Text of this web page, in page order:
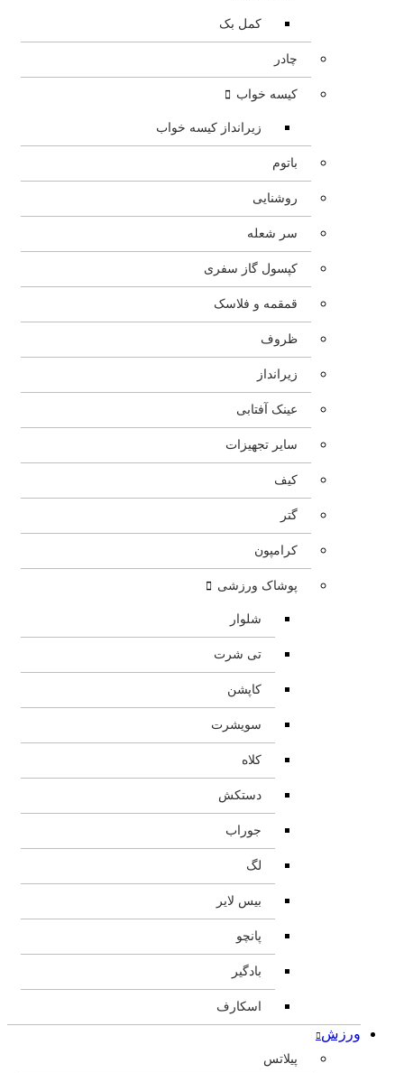
کمل بک
چادر
کیسه خواب
زیرانداز کیسه خواب
باتوم
روشنایی
سر شعله
کپسول گاز سفری
قمقمه و فلاسک
ظروف
زیرانداز
عینک آفتابی
سایر تجهیزات
کیف
گتر
کرامپون
پوشاک ورزشی
شلوار
تی شرت
کاپشن
سویشرت
کلاه
دستکش
جوراب
لگ
بیس لایر
پانچو
بادگیر
اسکارف
ورزش
پیلاتس